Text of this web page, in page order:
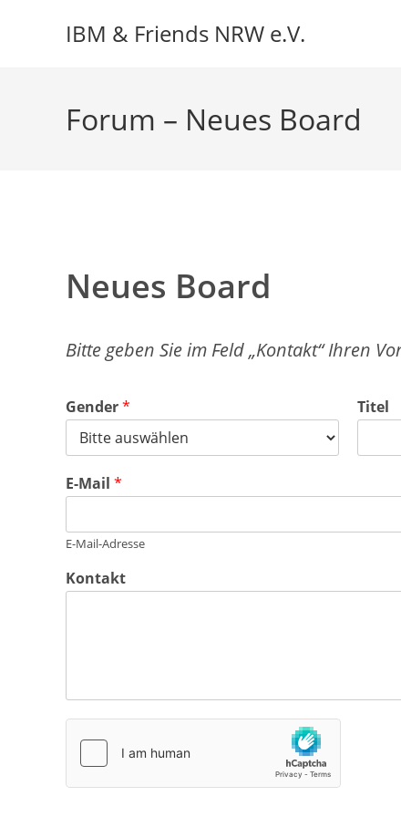
IBM & Friends NRW e.V.
Forum – Neues Board
Neues Board
Bitte geben Sie im Feld „Kontakt“ Ihren
Gender* Titel
E-Mail *
E-Mail-Adresse
Kontakt